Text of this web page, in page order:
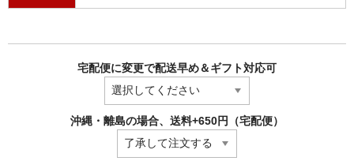
宅配便に変更で配送早め＆ギフト対応可
沖縄・離島の場合、送料+650円（宅配便）